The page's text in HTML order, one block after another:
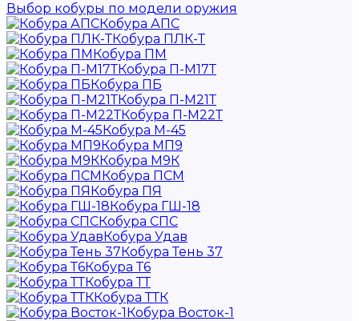
Выбор кобуры по модели оружия
Кобура АПС
Кобура ПЛК-Т
Кобура ПМ
Кобура П-М17Т
Кобура ПБ
Кобура П-М21Т
Кобура П-М22Т
Кобура М-45
Кобура МП9
Кобура М9К
Кобура ПСМ
Кобура ПЯ
Кобура ГШ-18
Кобура СПС
Кобура Удав
Кобура Тень 37
Кобура Т6
Кобура ТТ
Кобура ТТК
Кобура Восток-1